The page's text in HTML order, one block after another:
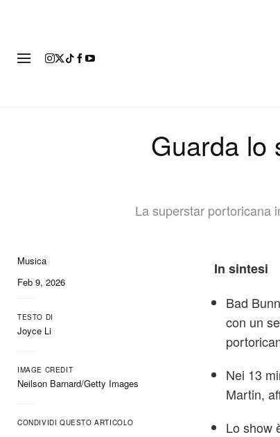
Guarda lo
La superstar portoricana
Musica
Feb 9, 2026
TESTO DI
Joyce Li
IMAGE CREDIT
Neilson Barnard/Getty Images
CONDIVIDI QUESTO ARTICOLO
In sintesi
Bad
con un
Nei 13
Martin,
Lo show